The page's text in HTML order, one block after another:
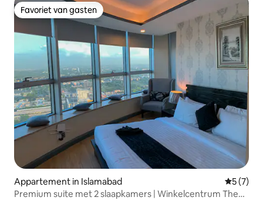
Favoriet van gasten
Favoriet van gasten
Appartement in Islamabad
5 (7)
Premium suite met 2 slaapkamers | Winkelcentrum The